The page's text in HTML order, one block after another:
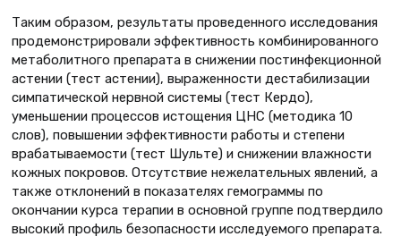
Таким образом, результаты проведенного исследования
продемонстрировали эффективность комбинированного
метаболитного препарата в снижении постинфекционной
астении (тест астении), выраженности дестабилизации
симпатической нервной системы (тест Кердо),
уменьшении процессов истощения ЦНС (методика 10
слов), повышении эффективности работы и степени
врабатываемости (тест Шульте) и снижении влажности
кожных покровов. Отсутствие нежелательных явлений, а
также отклонений в показателях гемограммы по
окончании курса терапии в основной группе подтвердило
высокий профиль безопасности исследуемого препарата.